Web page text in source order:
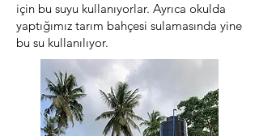
için bu suyu kullanıyorlar. Ayrıca okulda
yaptığımız tarım bahçesi sulamasında yine
bu su kullanılıyor.